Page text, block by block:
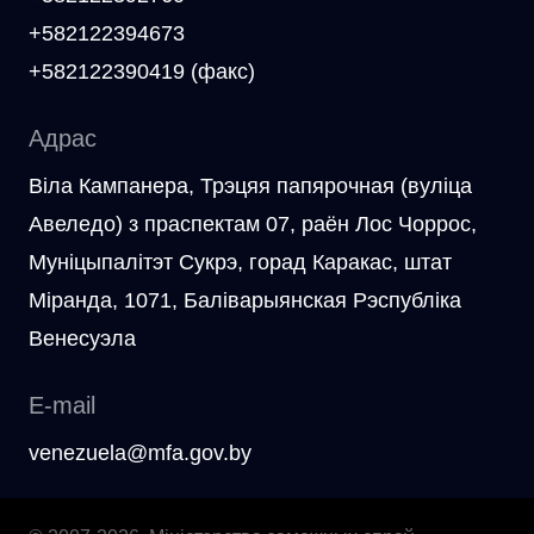
+582122394673
+582122390419 (факс)
Адрас
Вiла Кампанера, Трэцяя папярочная (вулiца
Авеледо) з праспектам 07, раён Лос Чоррос,
Мунiцыпалiтэт Сукрэ, горад Каракас, штат
Мiранда, 1071, Баліварыянская Рэспубліка
Венесуэла
E-mail
venezuela@mfa.gov.by